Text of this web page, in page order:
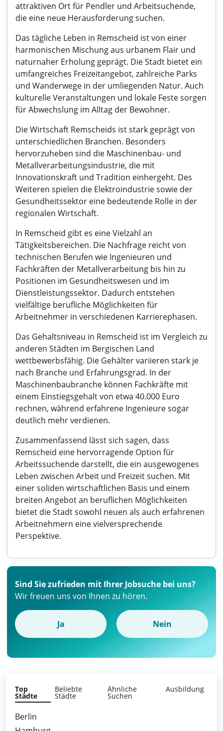
attraktiven Ort für Pendler und Arbeitsuchende,
die eine neue Herausforderung suchen.
Das tägliche Leben in Remscheid ist von einer
harmonischen Mischung aus urbanem Flair und
naturnaher Erholung geprägt. Die Stadt bietet ein
umfangreiches Freizeitangebot, zahlreiche Parks
und Wanderwege in der umliegenden Natur. Auch
kulturelle Veranstaltungen und lokale Feste sorgen
für Abwechslung im Alltag der Bewohner.
Die Wirtschaft Remscheids ist stark geprägt von
unterschiedlichen Branchen. Besonders
hervorzuheben sind die Maschinenbau- und
Metallverarbeitungsindustrie, die mit
Innovationskraft und Tradition einhergeht. Des
Weiteren spielen die Elektroindustrie sowie der
Gesundheitssektor eine bedeutende Rolle in der
regionalen Wirtschaft.
In Remscheid gibt es eine Vielzahl an
Tätigkeitsbereichen. Die Nachfrage reicht von
technischen Berufen wie Ingenieuren und
Fachkräften der Metallverarbeitung bis hin zu
Positionen im Gesundheitswesen und im
Dienstleistungssektor. Dadurch entstehen
vielfältige berufliche Möglichkeiten für
Arbeitnehmer in verschiedenen Karrierephasen.
Das Gehaltsniveau in Remscheid ist im Vergleich zu
anderen Städten im Bergischen Land
wettbewerbsfähig. Die Gehälter variieren stark je
nach Branche und Erfahrungsgrad. In der
Maschinenbaubranche können Fachkräfte mit
einem Einstiegsgehalt von etwa 40.000 Euro
rechnen, während erfahrene Ingenieure sogar
deutlich mehr verdienen.
Zusammenfassend lässt sich sagen, dass
Remscheid eine hervorragende Option für
Arbeitssuchende darstellt, die ein ausgewogenes
Leben zwischen Arbeit und Freizeit suchen. Mit
einer soliden wirtschaftlichen Basis und einem
breiten Angebot an beruflichen Möglichkeiten
bietet die Stadt sowohl neuen als auch erfahrenen
Arbeitnehmern eine vielversprechende
Perspektive.
Sind Sie zufrieden mit Ihrer Jobsuche bei uns?
Wir freuen uns von Ihnen zu hören.
Ja Nein
Top
Städte
Beliebte
Städte
Ähnliche
Suchen
Ausbildung
Berlin